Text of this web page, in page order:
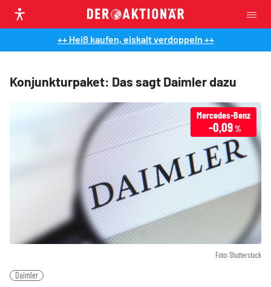
++ Heiß kaufen, eiskalt verdoppeln ++
Konjunkturpaket: Das sagt Daimler dazu
Foto: Shutterstock
Mercedes-Benz
-0,09 %
Daimler